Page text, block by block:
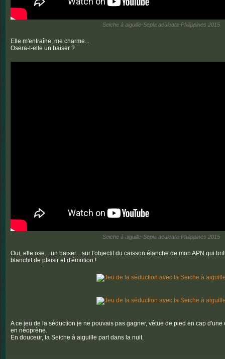
Seiche à aiguille-Sepia aculeata-Philippines 2015
Elle m'entraîne, me charme...
Osera-t-elle un baiser ?
Seiche à aiguille-Sepia aculeata-Philippines 2015
Oui, elle ose... un baiser... sur l'objectif du caisson étanche de mon APN qui
blanchit de plaisir et d'émotion !
A ce jeu de la séduction je ne pouvais pas gagner, vêtue de pied en cap
en néoprène.
En douceur, la Seiche à aiguille part dans la nuit.